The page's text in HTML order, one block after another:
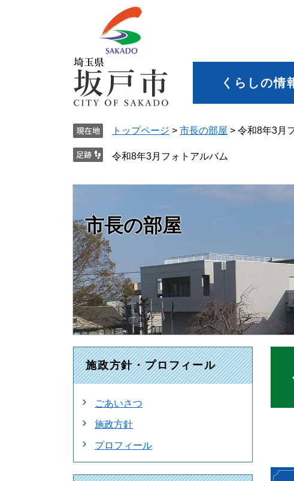
くらしの情
トップページ > 市長の部屋 > 令和8年3月
令和8年3月フォトアルバム
市長の部屋
施政方針・プロフィール
ごあいさつ
施政方針
プロフィール